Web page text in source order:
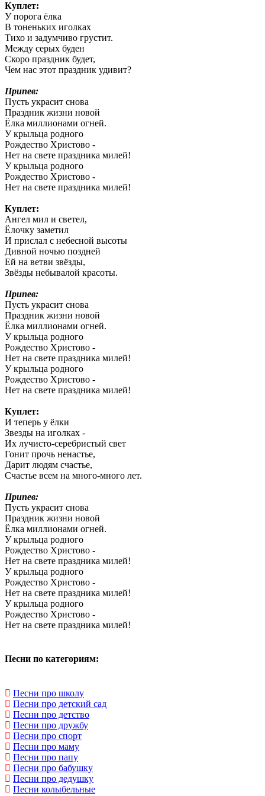
Куплет:
У порога ёлка
В тоненьких иголках
Тихо и задумчиво грустит.
Между серых буден
Скоро праздник будет,
Чем нас этот праздник удивит?
Припев:
Пусть украсит снова
Праздник жизни новой
Ёлка миллионами огней.
У крыльца родного
Рождество Христово -
Нет на свете праздника милей!
У крыльца родного
Рождество Христово -
Нет на свете праздника милей!
Куплет:
Ангел мил и светел,
Ёлочку заметил
И прислал с небесной высоты
Дивной ночью поздней
Ей на ветви звёзды,
Звёзды небывалой красоты.
Припев:
Пусть украсит снова
Праздник жизни новой
Ёлка миллионами огней.
У крыльца родного
Рождество Христово -
Нет на свете праздника милей!
У крыльца родного
Рождество Христово -
Нет на свете праздника милей!
Куплет:
И теперь у ёлки
Звезды на иголках -
Их лучисто-серебристый свет
Гонит прочь ненастье,
Дарит людям счастье,
Счастье всем на много-много лет.
Припев:
Пусть украсит снова
Праздник жизни новой
Ёлка миллионами огней.
У крыльца родного
Рождество Христово -
Нет на свете праздника милей!
У крыльца родного
Рождество Христово -
Нет на свете праздника милей!
У крыльца родного
Рождество Христово -
Нет на свете праздника милей!
Песни по категориям:
Песни про школу
Песни про детский сад
Песни про детство
Песни про дружбу
Песни про спорт
Песни про маму
Песни про папу
Песни про бабушку
Песни про дедушку
Песни колыбельные